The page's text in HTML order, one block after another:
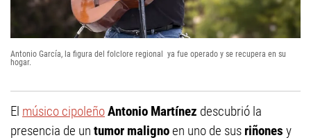
Antonio García, la figura del folclore regional ya fue operado y se recupera en su
hogar.
El músico cipoleñoAntonio Martínez descubrió la
presencia de un tumor malignoen uno de sus riñones y